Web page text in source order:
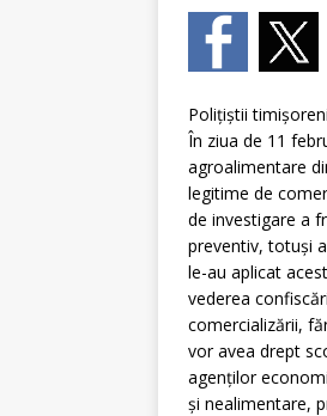
Poliţiştii
În ziua de 11
agroalimentare
legitime de
de investigare a
preventiv, totuşi
le-au aplicat
vederea
comercializării,
vor avea drept
agenţilor
şi nealimentare,